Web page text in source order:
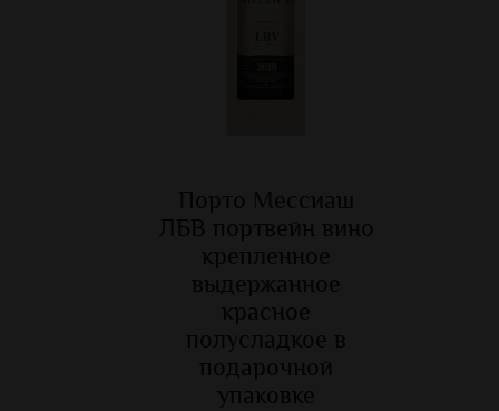
Порто Мессиаш
ЛБВ портвейн вино
крепленное
выдержанное
красное
полусладкое в
подарочной
упаковке